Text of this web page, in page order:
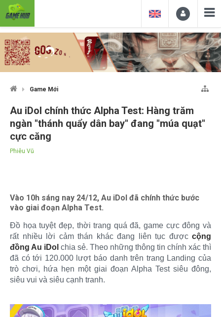
Game Mới
Au iDol chính thức Alpha Test: Hàng trăm
ngàn "thánh quẩy dân bay" đang "múa quạt"
cực căng
Phiêu Vũ
Vào 10h sáng nay 24/12, Au iDol đã chính thức bước
vào giai đoạn Alpha Test.
Đồ họa tuyệt đẹp, thời trang quá đã, game cực đông và
rất nhiều lời cảm thán khác đang liên tục được cộng
đồng Au iDol chia sẻ. Theo những thông tin chính xác thì
đã có tới 120.000 lượt báo danh trên trang Landing của
trò chơi, hứa hẹn một giai đoạn Alpha Test siêu đông,
siêu vui và siêu cạnh tranh.